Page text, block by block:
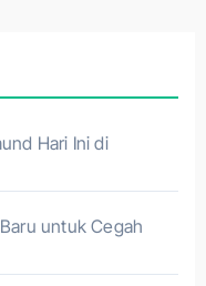
Hari Ini di
untuk Cegah